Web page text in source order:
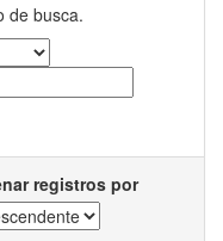
de busca.
registros por